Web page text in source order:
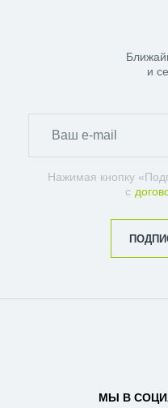
и
Нажимая кнопку
с
МЫ В